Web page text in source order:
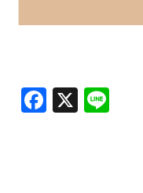
Facebook
X Line